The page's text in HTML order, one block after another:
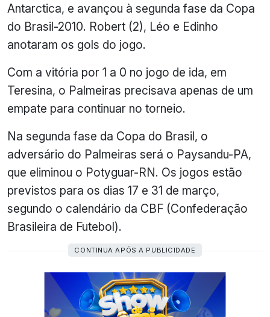
Antarctica, e avançou à segunda fase da Copa
do Brasil-2010. Robert (2), Léo e Edinho
anotaram os gols do jogo.
Com a vitória por 1 a 0 no jogo de ida, em
Teresina, o Palmeiras precisava apenas de um
empate para continuar no torneio.
Na segunda fase da Copa do Brasil, o
adversário do Palmeiras será o Paysandu-PA,
que eliminou o Potyguar-RN. Os jogos estão
previstos para os dias 17 e 31 de março,
segundo o calendário da CBF (Confederação
Brasileira de Futebol).
CONTINUA APÓS A PUBLICIDADE